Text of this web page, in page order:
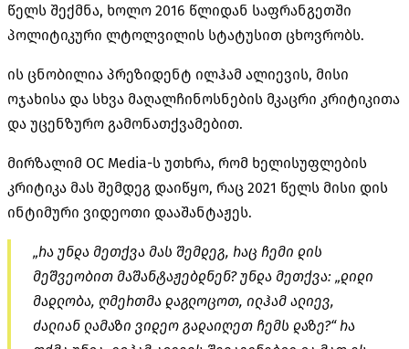
წელს შექმნა, ხოლო 2016 წლიდან საფრანგეთში
პოლიტიკური ლტოლვილის სტატუსით ცხოვრობს.
ის ცნობილია პრეზიდენტ ილჰამ ალიევის, მისი
ოჯახისა და სხვა მაღალჩინოსნების მკაცრი კრიტიკითა
და უცენზურო გამონათქვამებით.
მირზალიმ OC Media-ს უთხრა, რომ ხელისუფლების
კრიტიკა მას შემდეგ დაიწყო, რაც 2021 წელს მისი დის
ინტიმური ვიდეოთი დააშანტაჟეს.
„რა უნდა მეთქვა მას შემდეგ, რაც ჩემი დის
მეშვეობით მაშანტაჟებდნენ? უნდა მეთქვა: „დიდი
მადლობა, ღმერთმა დაგლოცოთ, ილჰამ ალიევ,
ძალიან ლამაზი ვიდეო გადაიღეთ ჩემს დაზე?“ რა